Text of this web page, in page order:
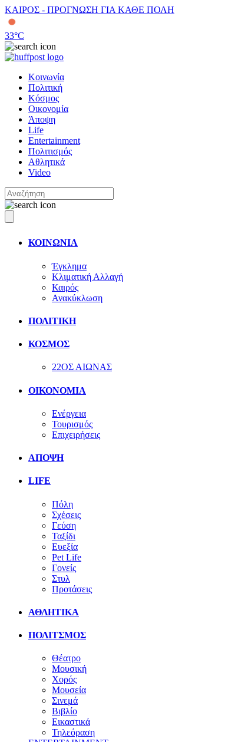
ΚΑΙΡΟΣ - ΠΡΟΓΝΩΣΗ ΓΙΑ ΚΑΘΕ ΠΟΛΗ
33°C
Κοινωνία
Πολιτική
Κόσμος
Οικονομία
Άποψη
Life
Entertainment
Πολιτισμός
Αθλητικά
Video
ΚΟΙΝΩΝΙΑ
Έγκλημα
Κλιματική Αλλαγή
Καιρός
Ανακύκλωση
ΠΟΛΙΤΙΚΗ
ΚΟΣΜΟΣ
22ΟΣ ΑΙΩΝΑΣ
ΟΙΚΟΝΟΜΙΑ
Ενέργεια
Τουρισμός
Επιχειρήσεις
ΑΠΟΨΗ
LIFE
Πόλη
Σχέσεις
Γεύση
Ταξίδι
Ευεξία
Pet Life
Γονείς
Στυλ
Προτάσεις
ΑΘΛΗΤΙΚΑ
ΠΟΛΙΤΣΜΟΣ
Θέατρο
Μουσική
Χορός
Μουσεία
Σινεμά
Βιβλίο
Εικαστικά
Τηλεόραση